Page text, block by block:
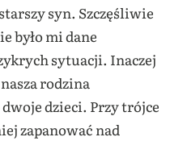
syn. Szczęśliwie
było mi dane
sytuacji. Inaczej
rodzina
dwoje dzieci. Przy trójce
zapanować nad